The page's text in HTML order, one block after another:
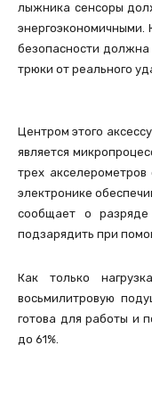
лыжника сенсоры
энергоэкономичными.
безопасности должна
трюки от реального
Центром этого
является
трех акселерометров
электронике
сообщает о
подзарядить при
Как только
восьмилитровую
готова для работы и
до 61%.